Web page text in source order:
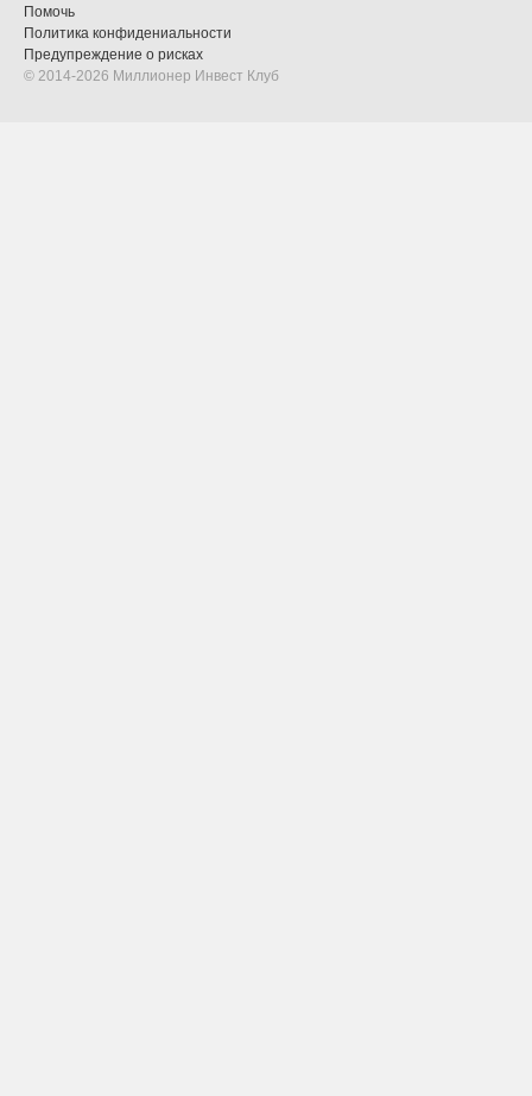
Помочь
Политика конфидениальности
Предупреждение о рисках
© 2014-2026 Миллионер Инвест Клуб